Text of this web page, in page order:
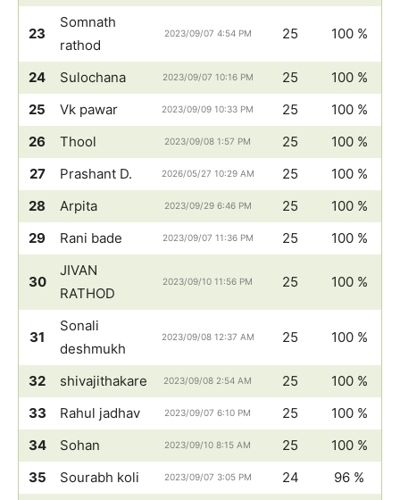
23
Somnath
rathod
2023/09/07 4:54 PM 25 100 %
24 Sulochana 2023/09/07 10:16 PM 25
100 %
25
Vk pawar 2023/09/09 10:33 PM 25
100 %
26
Thool 2023/09/08 1:57 PM 25
100 %
27
Prashant D. 2026/05/27 10:29 AM 25
100 %
28
Arpita 2023/09/29 6:46 PM 25
100 %
29
Rani bade 2023/09/07 11:36 PM 25 100 %
30
JIVAN
RATHOD
2023/09/10 11:56 PM 25 100 %
31
Sonali
deshmukh
2023/09/08 12:37 AM 25 100 %
32 shivajithakare 2023/09/08 2:54 AM 25
100 %
33
Rahul jadhav 2023/09/07 6:10 PM 25
100 %
34
Sohan 2023/09/10 8:15 AM 25
100 %
35
Sourabh koli 2023/09/07 3:05 PM 24 96 %